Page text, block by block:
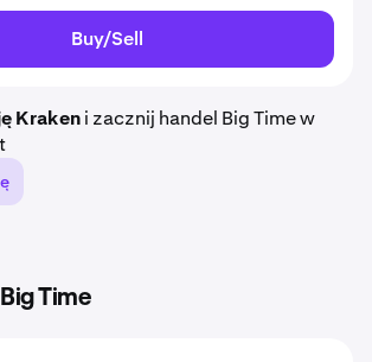
Buy/Sell
Krakeni zacznij handel Big Time w
Time